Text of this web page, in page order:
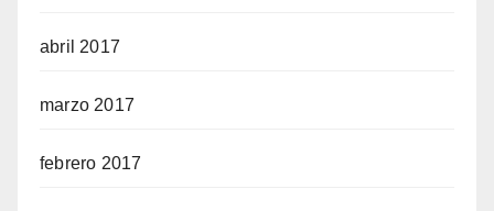
abril 2017
marzo 2017
febrero 2017